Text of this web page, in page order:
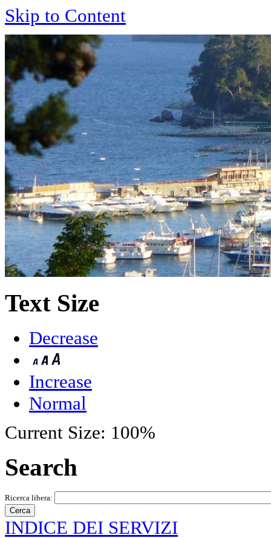
Skip to Content
Text Size
Decrease
Increase
Normal
Current Size: 100%
Search
Ricerca libera:
INDICE DEI SERVIZI